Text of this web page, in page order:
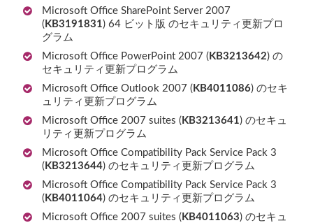
Microsoft Office SharePoint Server 2007
( KB3191831) 64 ビット版 のセキュリティ更新プロ
グラム
Microsoft Office PowerPoint 2007 ( KB3213642) の
セキュリティ更新プログラム
Microsoft Office Outlook 2007 ( KB4011086) のセキ
ュリティ更新プログラム
Microsoft Office 2007 suites ( KB3213641) のセキュ
リティ更新プログラム
Microsoft Office Compatibility Pack Service Pack 3
( KB3213644) のセキュリティ更新プログラム
Microsoft Office Compatibility Pack Service Pack 3
( KB4011064) のセキュリティ更新プログラム
Microsoft Office 2007 suites ( KB4011063) のセキュ